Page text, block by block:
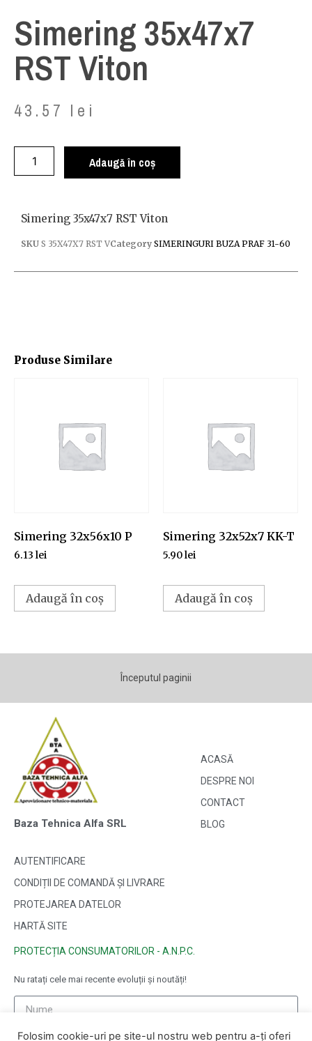
Simering 35x47x7
RST Viton
43.57 lei
Adaugă în coș
Produse Similare
Simering 32x56x10 P
6.13 lei
Adaugă în coș
Simering 32x52x7 KK-T
5.90lei
Adaugă în coș
Simering 35x47x7 RST Viton
SKU S 35X47X7 RST VCategory SIMERINGURI BUZA PRAF 31-60
Începutul paginii
Baza Tehnica Alfa SRL
ACASĂ
DESPRE NOI
CONTACT
BLOG
AUTENTIFICARE
CONDIȚII DE COMANDĂ ȘI LIVRARE
PROTEJAREA DATELOR
HARTĂ SITE
PROTECȚIA CONSUMATORILOR - A.N.P.C.
Nu ratați cele mai recente evoluții și noutăți!
Folosim cookie-uri pe site-ul nostru web pentru a-ți oferi